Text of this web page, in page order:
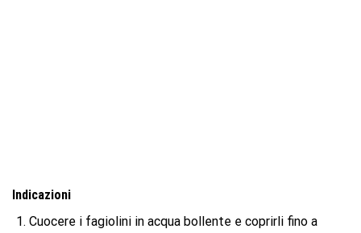
Indicazioni
Cuocere i fagiolini in acqua bollente e coprirli fino a